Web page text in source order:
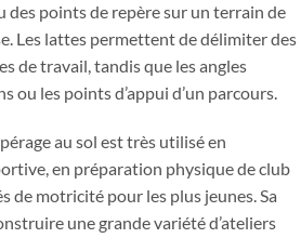
des points de repère sur un terrain de
Les lattes permettent de délimiter des
de travail, tandis que les angles
ou les points d’appui d’un parcours.
au sol est très utilisé en
en préparation physique de club
de motricité pour les plus jeunes. Sa
une grande variété d’ateliers